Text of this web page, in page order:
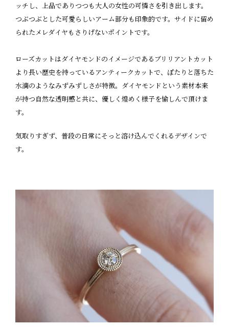
ッチし、上品でありつつも大人の女性の可憐さを引き出します。
つぶつぶとした可愛らしいアーム部分も印象的です。サイドに留め
られたメレダイヤもさりげないポイントです。
ローズカットはダイヤモンドのイメージであるブリリアントカット
より長い歴史を持っているアンティークカットで、ぽたりと落ちた
水滴のようなみずみずしさが特徴。ダイヤモンドという素材本来
が持つ自然な透明感と共に、優しく煌めく様子を愉しんで頂けま
す。
気取りすぎず、普段の日常にそっと溶け込んでくれるデザインで
す。